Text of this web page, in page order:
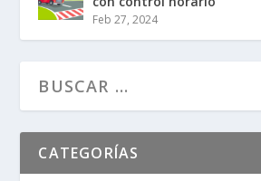
Feb 27, 2024
CATEGORÍAS